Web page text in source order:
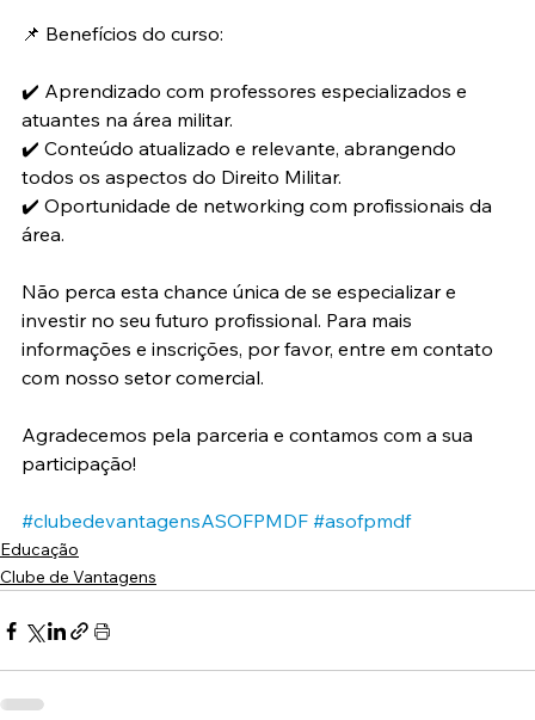
📌 Benefícios do curso:
✔️ Aprendizado com professores especializados e
atuantes na área militar.
✔️ Conteúdo atualizado e relevante, abrangendo
todos os aspectos do Direito Militar.
✔️ Oportunidade de networking com profissionais da
área.
Não perca esta chance única de se especializar e
investir no seu futuro profissional. Para mais
informações e inscrições, por favor, entre em contato
com nosso setor comercial.
Agradecemos pela parceria e contamos com a sua
participação!
#clubedevantagensASOFPMDF #asofpmdf
Educação
Clube de Vantagens